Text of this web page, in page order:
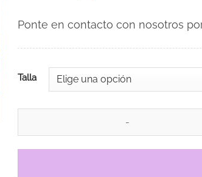
Ponte en contacto con nosotros
Talla
Vestido de 15 años Marta Azul cantidad